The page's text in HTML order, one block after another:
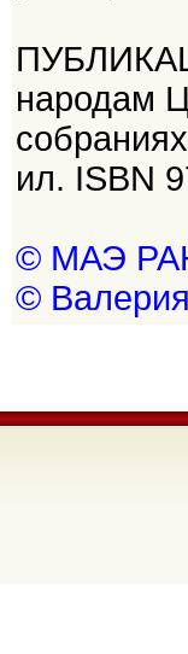
народам
ил. ISBN
© МАЭ
©